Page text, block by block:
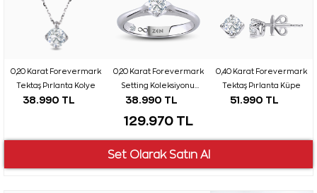
0,20 Karat Forevermark
Tektaş Pırlanta Kolye
38.990 TL
0,20 Karat Forevermark
Setting Koleksiyonu
Tektaş Pırlanta Yüzük
38.990 TL
0,40 Karat Forevermark
Tektaş Pırlanta Küpe
51.990 TL
129.970 TL